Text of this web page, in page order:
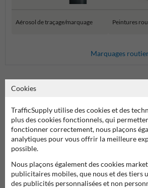
Aérosol de traçage/marquage Peintures
Marquages
haute visibilité pour chantiers et zones
L’aérosol de marquage orange 600ml est
professionnels du BTP, des travaux publics,
et des collectivités. Sa couleur vive et sa
outil indispensable pour les marquages
surfaces. Facile à utiliser, durable et
garantit unesignalisation claire et efficace.
Cookies
TrafficSupply utilise des cookies et des
plus des cookies fonctionnels, qui
fonctionner correctement, nous plaçons
analytiques pour vous offrir la meilleure
possible.
Nous plaçons également des cookies
publicitaires mobiles, que nous et des tiers
des publicités personnalisées et non